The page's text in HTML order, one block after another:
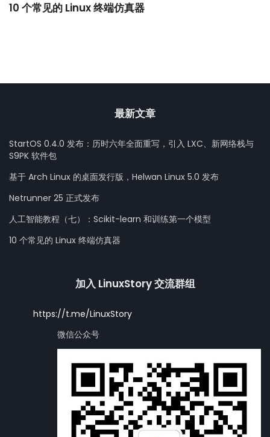
10 个常见的 Linux 终端仿真器
最新文章
StartOS 0.4.0 发布：历时六年全面重写，引入 LXC、新网络栈与
S9PK 软件包
基于 Arch Linux 的桌面发行版，Helwan Linux 5.0 发布
Netrunner 25 正式发布
人工智能教程（七）：Scikit-learn 和训练第一个模型
10 个常见的 Linux 终端仿真器
加入 LinuxStory 交流群组
https://t.me/LinuxStory
微信公众号